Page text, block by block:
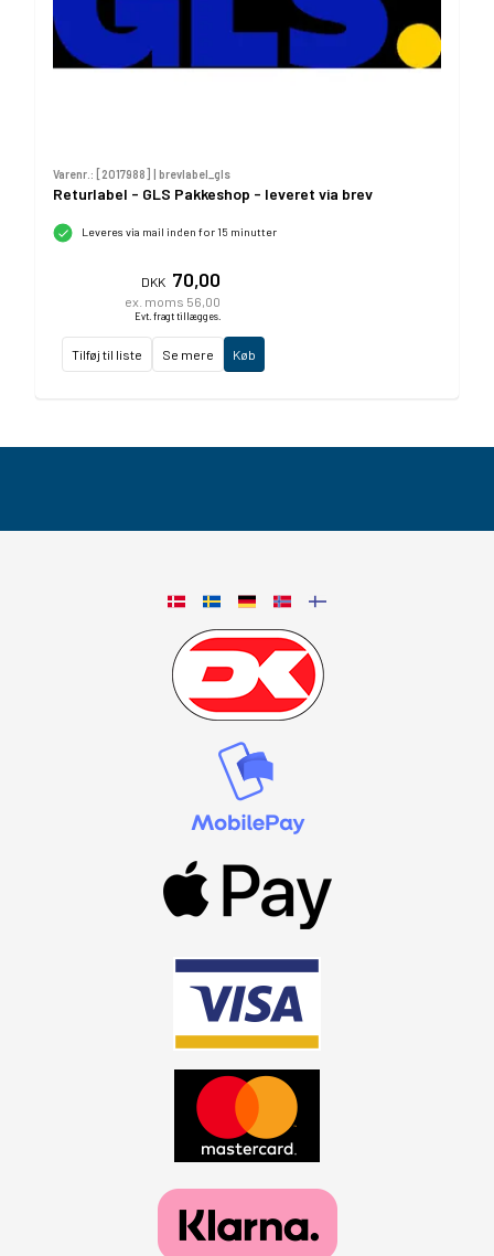
Varenr.: [2017988] | brevlabel_gls
Returlabel - GLS Pakkeshop - leveret via brev
Leveres via mail inden for 15 minutter
DKK 70,00
ex. moms 56,00
Evt. fragt tillægges.
Tilføj til liste Se mere Køb